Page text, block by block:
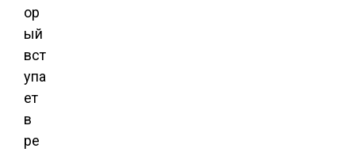
ор
ый
вст
упа
ет
в
ре